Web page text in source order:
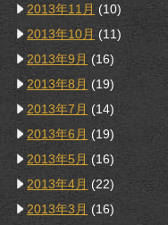
2013年11月 (10)
2013年10月 (11)
2013年9月 (16)
2013年8月 (19)
2013年7月 (14)
2013年6月 (19)
2013年5月 (16)
2013年4月 (22)
2013年3月 (16)